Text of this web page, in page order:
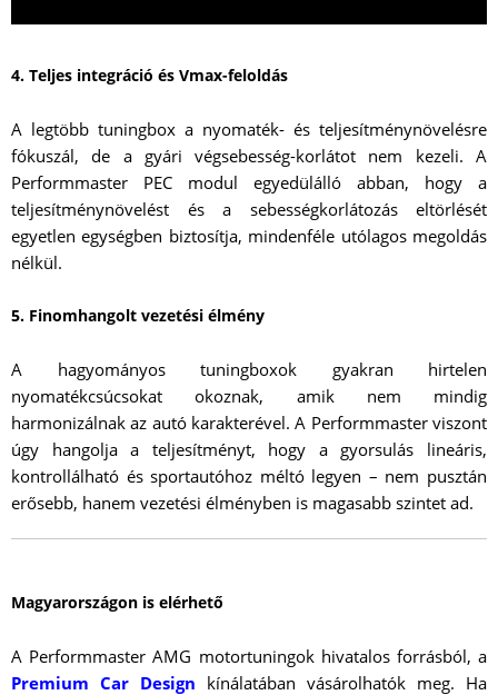
4. Teljes integráció és Vmax-feloldás
A legtöbb tuningbox a nyomaték- és teljesítménynövelésre
fókuszál, de a gyári végsebesség-korlátot nem kezeli. A
Performmaster PEC modul egyedülálló abban, hogy a
teljesítménynövelést és a sebességkorlátozás eltörlését
egyetlen egységben biztosítja, mindenféle utólagos megoldás
nélkül.
5. Finomhangolt vezetési élmény
A hagyományos tuningboxok gyakran hirtelen
nyomatékcsúcsokat okoznak, amik nem mindig
harmonizálnak az autó karakterével. A Performmaster viszont
úgy hangolja a teljesítményt, hogy a gyorsulás lineáris,
kontrollálható és sportautóhoz méltó legyen – nem pusztán
erősebb, hanem vezetési élményben is magasabb szintet ad.
Magyarországon is elérhető
A Performmaster AMG motortuningok hivatalos forrásból, a
Premium Car Design kínálatában vásárolhatók meg. Ha